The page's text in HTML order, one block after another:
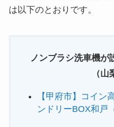
は以下のとおりです。
ノンブラシ洗車機が
（山
【甲府市】コイン
ンドリーBOX和戸